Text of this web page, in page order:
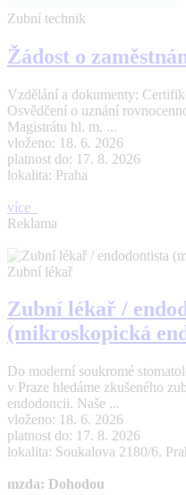
Zubní technik
Žádost o
Vzdělání a dokumenty:
Osvědčení o uznání
Magistrátu hl. m. ...
vloženo: 18. 6. 2026
platnost do: 17. 8. 2026
lokalita: Praha
více
Reklama
Zubní lékař
Zubní lékař /
(mikroskopická
Do moderní soukromé
v Praze hledáme zkušeného
endodoncii. Naše ...
vloženo: 18. 6. 2026
platnost do: 17. 8. 2026
lokalita: Soukalova 2180/6,
mzda: Dohodou